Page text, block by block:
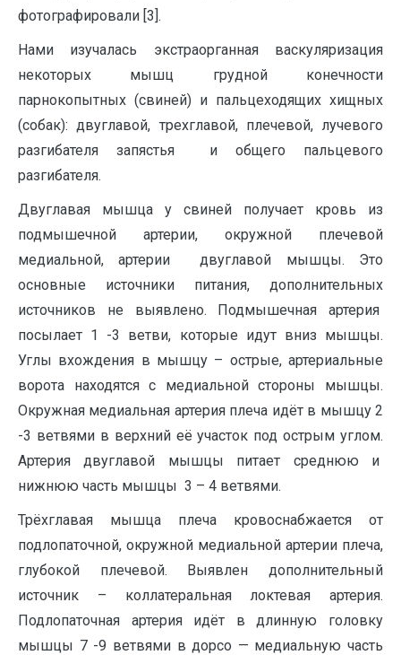
фотографировали [3].
Нами изучалась экстраорганная васкуляризация
некоторых мышц грудной конечности
парнокопытных (свиней) и пальцеходящих хищных
(собак): двуглавой, трехглавой, плечевой, лучевого
разгибателя запястья и общего пальцевого
разгибателя.
Двуглавая мышца у свиней получает кровь из
подмышечной артерии, окружной плечевой
медиальной, артерии двуглавой мышцы. Это
основные источники питания, дополнительных
источников не выявлено. Подмышечная артерия
посылает 1 -3 ветви, которые идут вниз мышцы.
Углы вхождения в мышцу – острые, артериальные
ворота находятся с медиальной стороны мышцы.
Окружная медиальная артерия плеча идёт в мышцу 2
-3 ветвями в верхний её участок под острым углом.
Артерия двуглавой мышцы питает среднюю и
нижнюю часть мышцы 3 – 4 ветвями.
Трёхглавая мышца плеча кровоснабжается от
подлопаточной, окружной медиальной артерии плеча,
глубокой плечевой. Выявлен дополнительный
источник – коллатеральная локтевая артерия.
Подлопаточная артерия идёт в длинную головку
мышцы 7 -9 ветвями в дорсо — медиальную часть